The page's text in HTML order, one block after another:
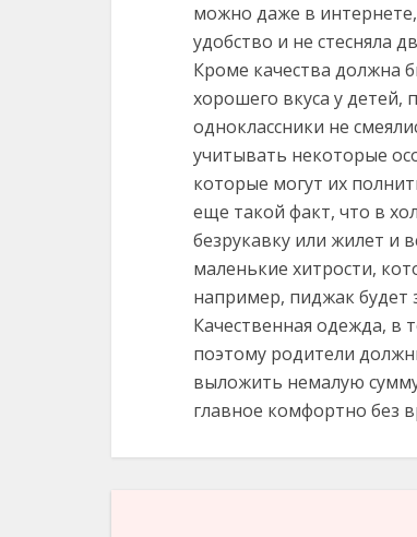
можно даже в
удобство и не стесняла
Кроме качества должна
хорошего вкуса у детей,
одноклассники не
учитывать некоторые
которые могут их
еще такой факт, что в
безрукавку или жилет и
маленькие хитрости,
например, пиджак будет
Качественная одежда,
поэтому родители
выложить немалую
главное комфортно без